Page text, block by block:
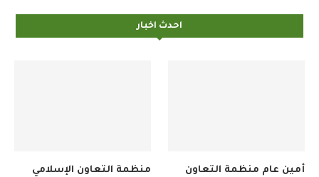
احدث اخبار
منظمة التعاون الإسلامي
أمين عام منظمة التعاون